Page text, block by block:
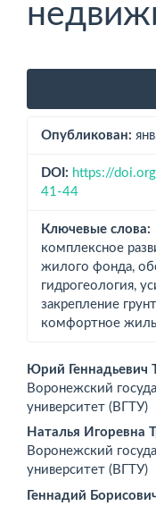
Боковая
панель
статьи
Опубликован:
DOI: https://
41-44
Ключевые слова:
комплексное
жилого фонда,
гидрогеология,
закрепление
комфортное
Основное
статьи
Юрий Геннадьевич
Воронежский
университет (ВГТУ)
Наталья Игоревна
Воронежский
университет (ВГТУ)
Геннадий